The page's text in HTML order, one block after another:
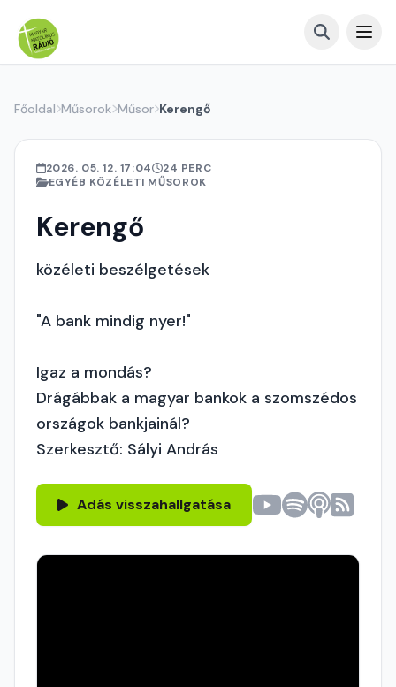
Főoldal Műsorok Műsor Kerengő
2026. 05. 12. 17:04
24 PERC
EGYÉB KÖZÉLETI MŰSOROK
Kerengő
közéleti beszélgetések
"A bank mindig nyer!"
Igaz a mondás?
Drágábbak a magyar bankok a szomszédos
országok bankjainál?
Szerkesztő: Sályi András
Adás visszahallgatása